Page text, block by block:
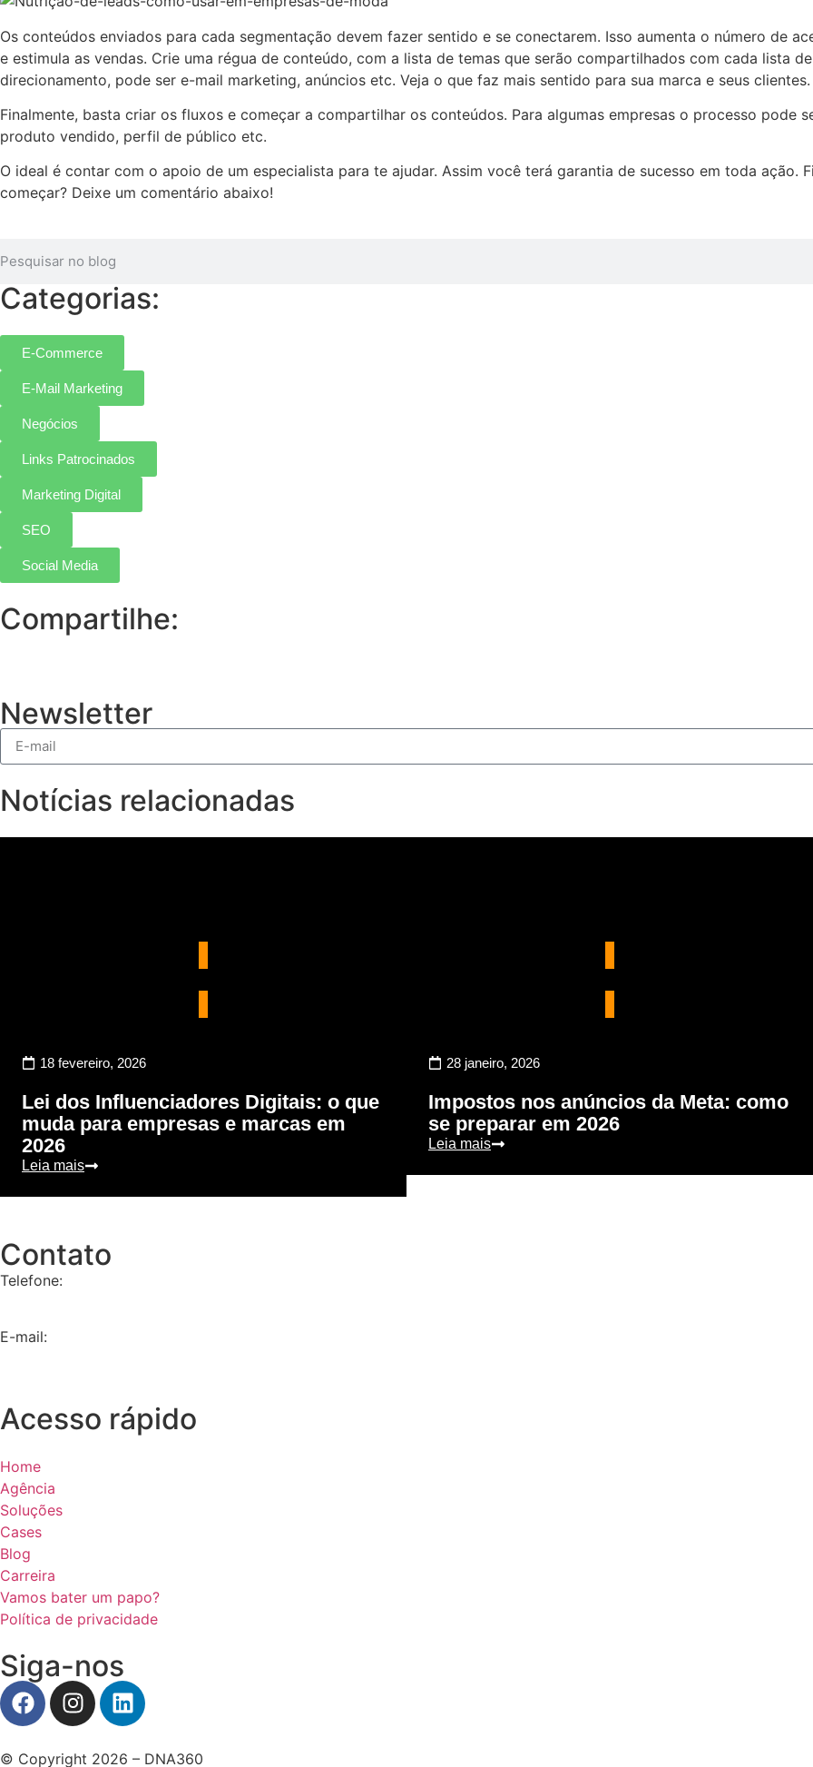
Os conteúdos enviados para cada segmentação devem fazer sentido e se conectarem. Isso aumenta o número de
e estimula as vendas. Crie uma régua de conteúdo, com a lista de temas que serão compartilhados com cada lista
direcionamento, pode ser e-mail marketing, anúncios etc. Veja o que faz mais sentido para sua marca e seus clientes.
Finalmente, basta criar os fluxos e começar a compartilhar os conteúdos. Para algumas empresas o processo pode
produto vendido, perfil de público etc.
O ideal é contar com o apoio de um especialista para te ajudar. Assim você terá garantia de sucesso em toda ação.
começar? Deixe um comentário abaixo!
Categorias:
E-Commerce
E-Mail Marketing
Negócios
Links Patrocinados
Marketing Digital
SEO
Social Media
Compartilhe:
Newsletter
Notícias relacionadas
18 fevereiro, 2026
Lei dos Influenciadores Digitais: o que
muda para empresas e marcas em
2026
Leia mais
28 janeiro, 2026
Impostos nos anúncios da Meta: como
se preparar em 2026
Leia mais
Contato
Telefone:
E-mail:
Acesso rápido
Home
Agência
Soluções
Cases
Blog
Carreira
Vamos bater um papo?
Política de privacidade
Siga-nos
© Copyright 2026 – DNA360